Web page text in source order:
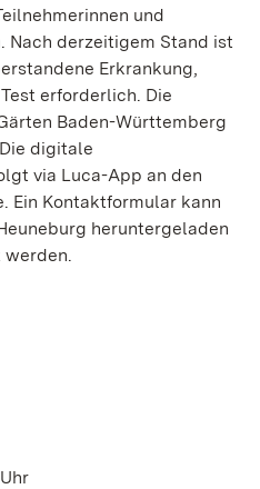
und
Nach derzeitigem Stand ist
Erkrankung,
erforderlich. Die
Baden-Württemberg
digitale
via Luca-App an den
Ein Kontaktformular kann
heruntergeladen